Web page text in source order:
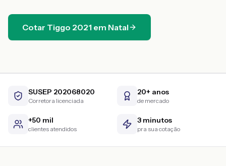
Cotar Tiggo 2021 em Natal
SUSEP 202068020
Corretora licenciada
20+ anos
de mercado
+50 mil
clientes atendidos
3 minutos
pra sua cotação